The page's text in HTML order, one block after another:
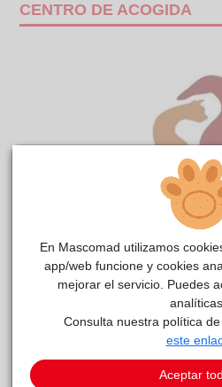
CENTRO DE ACOGIDA
LOPEZ reside actualmente en el
Carácter
En Mascomad utilizamos
app/web funcione y cookies
mejorar el servicio. Puedes
analíticas.
Consulta nuestra política
este
Aceptar